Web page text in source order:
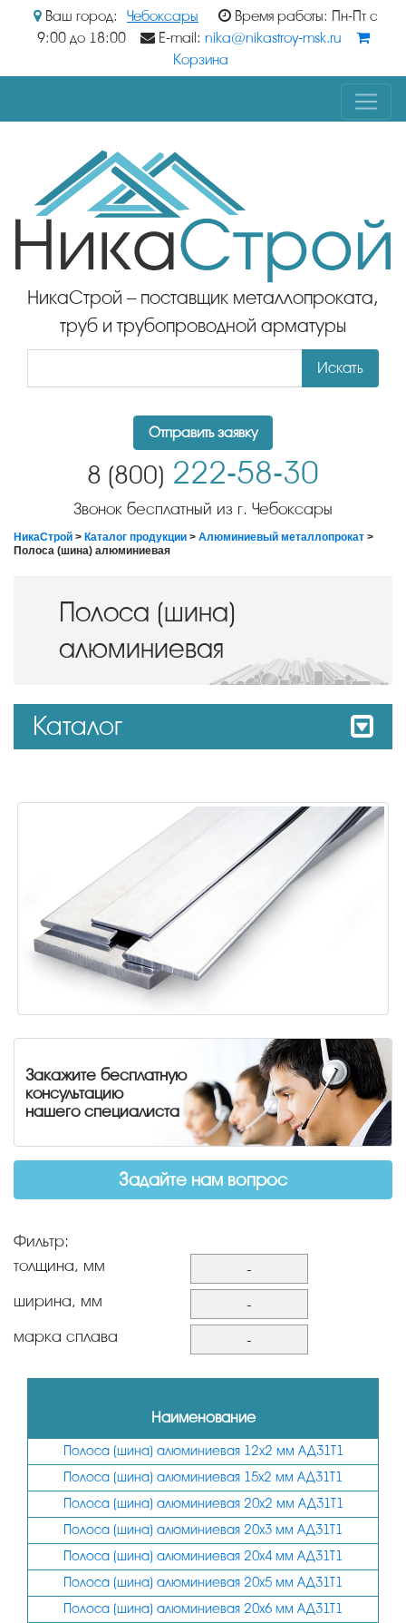
Ваш город: Чебоксары
Время работы: Пн-Пт с
9:00 до 18:00
E-mail: nika@nikastroy-msk.ru
Корзина
НикаСтрой – поставщик металлопроката,
труб и трубопроводной арматуры
Искать
Отправить заявку
8 (800) 222-58-30
Звонок бесплатный из г. Чебоксары
НикаСтрой > Каталог продукции > Алюминиевый металлопрокат >
Полоса (шина) алюминиевая
Полоса (шина)
алюминиевая
Каталог
Закажите бесплатную
консультацию
нашего специалиста
Задайте нам вопрос
Фильтр:
толщина, мм
-
3
6
8
10
12
ширина, мм
-
25
30
35
40
50
60
80
марка сплава
-
Наименование
Полоса (шина) алюминиевая 12х2 мм АД31Т1
Полоса (шина) алюминиевая 15х2 мм АД31Т1
Полоса (шина) алюминиевая 20х2 мм АД31Т1
Полоса (шина) алюминиевая 20х3 мм АД31Т1
Полоса (шина) алюминиевая 20х4 мм АД31Т1
Полоса (шина) алюминиевая 20х5 мм АД31Т1
Полоса (шина) алюминиевая 20х6 мм АД31Т1